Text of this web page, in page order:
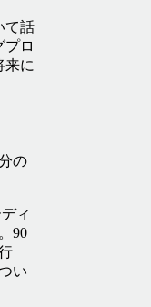
て話
プロ
来に
の
ィ
90
い